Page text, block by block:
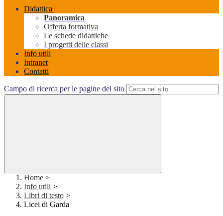
Didattica
Panoramica
Offerta formativa
Le schede didattiche
I progetti delle classi
Info utili
Intranet
Contatti
Campo di ricerca per le pagine del sito
Home >
Info utili >
Libri di testo >
Licei di Garda